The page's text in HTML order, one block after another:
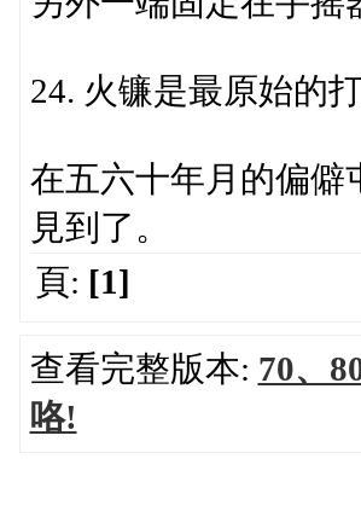
24. 火镰是最原始的
在五六十年月的偏僻
見到了。
頁: [1]
查看完整版本: 70、
咯!